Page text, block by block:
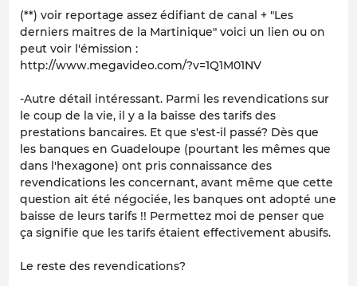
(**) voir reportage assez édifiant de canal + "Les
derniers maitres de la Martinique" voici un lien ou on
peut voir l'émission :
http://www.megavideo.com/?v=1Q1M01NV
-Autre détail intéressant. Parmi les revendications sur
le coup de la vie, il y a la baisse des tarifs des
prestations bancaires. Et que s'est-il passé? Dès que
les banques en Guadeloupe (pourtant les mêmes que
dans l'hexagone) ont pris connaissance des
revendications les concernant, avant même que cette
question ait été négociée, les banques ont adopté une
baisse de leurs tarifs !! Permettez moi de penser que
ça signifie que les tarifs étaient effectivement abusifs.
Le reste des revendications?